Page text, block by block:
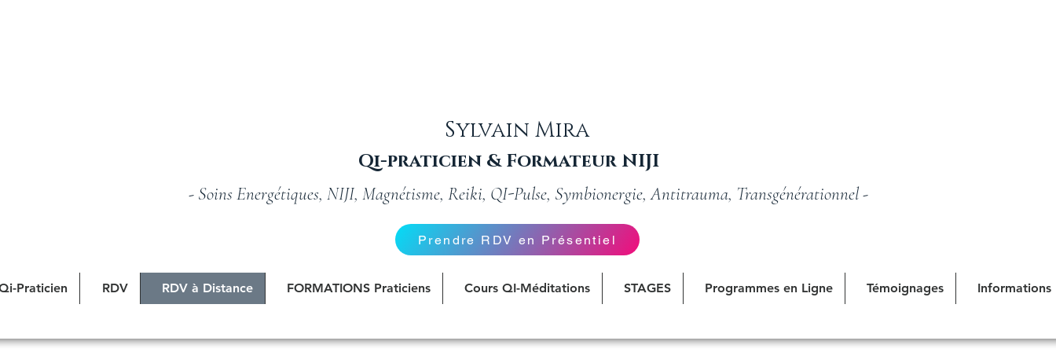
Sylvain Mira
Qi-praticien & Formateur NIJI
- Soins Energétiques, NIJI, Magnétisme, Reiki, QI-Pulse, Symbionergie, Antitrauma, Transgénérationnel -
Prendre RDV en Présentiel
Praticien RDV RDV à Distance FORMATIONS Praticiens Cours QI-Méditations STAGES Programmes en Ligne Témoignages Informations